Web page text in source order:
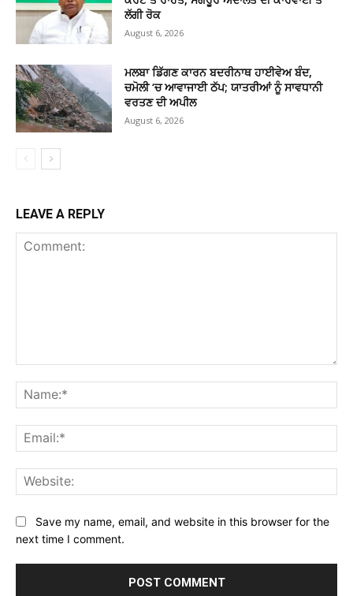
ਲੱਗੀ ਰੋਕ
August 6, 2026
ਮਲਬਾ ਡਿੱਗਣ ਕਾਰਨ ਬਦਰੀਨਾਥ ਹਾਈਵੇਅ ਬੰਦ,
ਚਮੋਲੀ ‘ਚ ਆਵਾਜਾਈ ਠੱਪ; ਯਾਤਰੀਆਂ ਨੂੰ ਸਾਵਧਾਨੀ
ਵਰਤਣ ਦੀ ਅਪੀਲ
August 6, 2026
LEAVE A REPLY
Save my name, email, and website in this browser for the
next time I comment.